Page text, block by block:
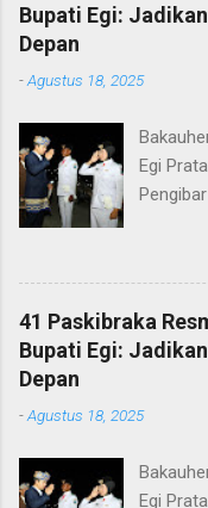
Bupati Egi:
Depan
-Agustus 18, 2025
Egi
bendera
Minggu
anggota
dengan
41 Paskibraka
Bupati Egi:
Depan
-Agustus 18, 2025
Egi